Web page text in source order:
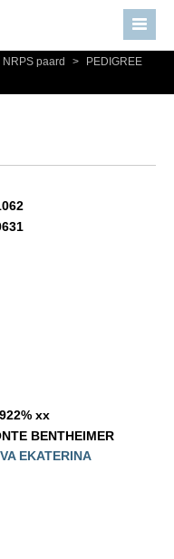
paard >
PEDIGREE
xx
BENTHEIMER
EKATERINA